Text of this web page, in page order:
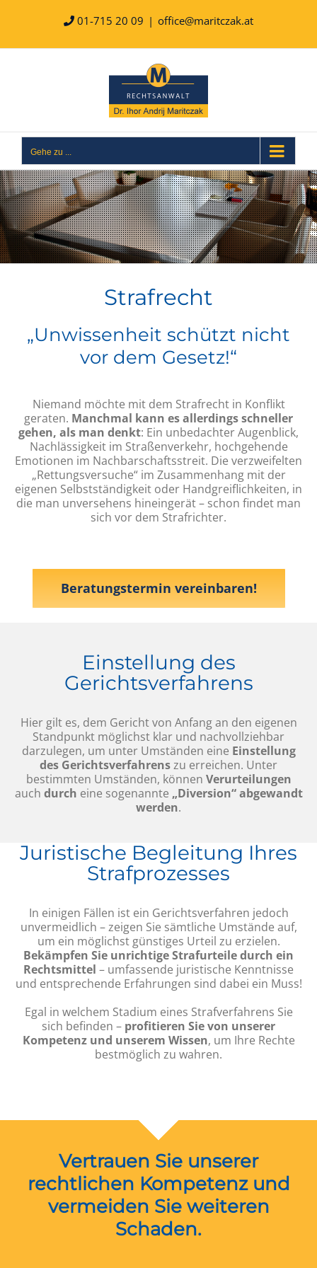
01-715 20 09 | office@maritczak.at
Gehe zu ...
Strafrecht
„Unwissenheit schützt nicht
vor dem Gesetz!“
Niemand möchte mit dem Strafrecht in Konflikt
geraten. Manchmal kann es allerdings schneller
gehen, als man denkt: Ein unbedachter Augenblick,
Nachlässigkeit im Straßenverkehr, hochgehende
Emotionen im Nachbarschaftsstreit. Die verzweifelten
„Rettungsversuche“ im Zusammenhang mit der
eigenen Selbstständigkeit oder Handgreiflichkeiten, in
die man unversehens hineingerät – schon findet man
sich vor dem Strafrichter.
Beratungstermin vereinbaren!
Einstellung des
Gerichtsverfahrens
Hier gilt es, dem Gericht von Anfang an den eigenen
Standpunkt möglichst klar und nachvollziehbar
darzulegen, um unter Umständen eine Einstellung
des Gerichtsverfahrenszu erreichen. Unter
bestimmten Umständen, können Verurteilungen
auch durch eine sogenannte „Diversion“ abgewandt
werden.
Juristische Begleitung Ihres
Strafprozesses
In einigen Fällen ist ein Gerichtsverfahren jedoch
unvermeidlich – zeigen Sie sämtliche Umstände auf,
um ein möglichst günstiges Urteil zu erzielen.
Bekämpfen Sie unrichtige Strafurteile durch ein
Rechtsmittel – umfassende juristische Kenntnisse
und entsprechende Erfahrungen sind dabei ein Muss!
Egal in welchem Stadium eines Strafverfahrens Sie
sich befinden – profitieren Sie von unserer
Kompetenz und unserem Wissen, um Ihre Rechte
bestmöglich zu wahren.
Vertrauen Sie unserer
rechtlichen Kompetenz und
vermeiden Sie weiteren
Schaden.